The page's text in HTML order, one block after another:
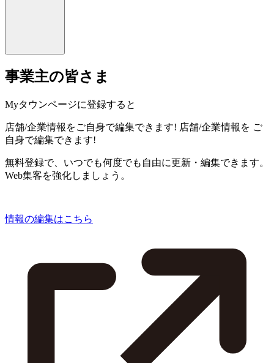
事業主の皆さま
Myタウンページに登録すると
店舗/企業情報をご自身で編集できます! 店舗/企業情報を ご
自身で編集できます!
無料登録で、いつでも何度でも自由に更新・編集できます。
Web集客を強化しましょう。
情報の編集はこちら